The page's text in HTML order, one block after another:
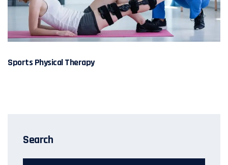
Sports Physical Therapy
Search